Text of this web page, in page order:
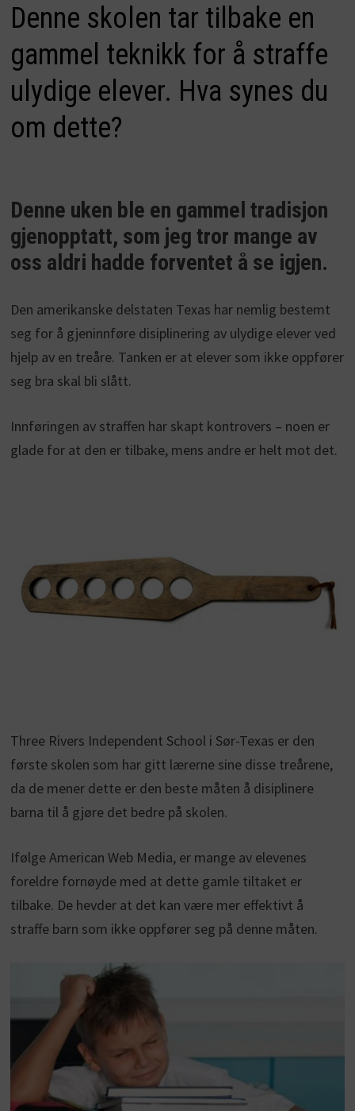
Denne skolen tar tilbake en
gammel teknikk for å straffe
ulydige elever. Hva synes du
om dette?
Denne uken ble en gammel tradisjon
gjenopptatt, som jeg tror mange av
oss aldri hadde forventet å se igjen.
Den amerikanske delstaten Texas har nemlig bestemt
seg for å gjeninnføre disiplinering av ulydige elever ved
hjelp av en treåre. Tanken er at elever som ikke oppfører
seg bra skal bli slått.
Innføringen av straffen har skapt kontrovers – noen er
glade for at den er tilbake, mens andre er helt mot det.
Three Rivers Independent School i Sør-Texas er den
første skolen som har gitt lærerne sine disse treårene,
da de mener dette er den beste måten å disiplinere
barna til å gjøre det bedre på skolen.
Ifølge American Web Media, er mange av elevenes
foreldre fornøyde med at dette gamle tiltaket er
tilbake. De hevder at det kan være mer effektivt å
straffe barn som ikke oppfører seg på denne måten.